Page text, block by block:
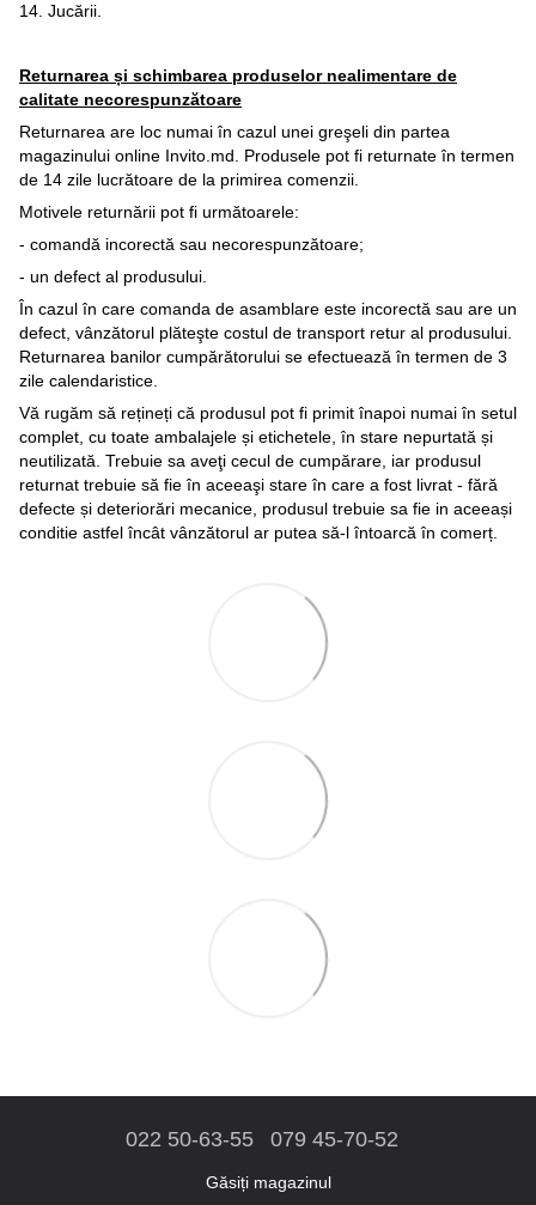
14. Jucării.
Returnarea și schimbarea produselor nealimentare de
calitate necorespunzătoare
Returnarea are loc numai în cazul unei greşeli din partea
magazinului online Invito.md. Produsele pot fi returnate în termen
de 14 zile lucrătoare de la primirea comenzii.
Motivele returnării pot fi următoarele:
- comandă incorectă sau necorespunzătoare;
- un defect al produsului.
În cazul în care comanda de asamblare este incorectă sau are un
defect, vânzătorul plăteşte costul de transport retur al produsului.
Returnarea banilor cumpărătorului se efectuează în termen de 3
zile calendaristice.
Vă rugăm să rețineți că produsul pot fi primit înapoi numai în setul
complet, cu toate ambalajele și etichetele, în stare nepurtată și
neutilizată. Trebuie sa aveţi cecul de cumpărare, iar produsul
returnat trebuie să fie în aceeaşi stare în care a fost livrat - fără
defecte și deteriorări mecanice, produsul trebuie sa fie in aceeași
conditie astfel încât vânzătorul ar putea să-l întoarcă în comerț.
022 50-63-55 079 45-70-52
Găsiți magazinul